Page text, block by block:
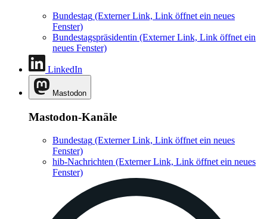
Bundestag (Externer Link, Link öffnet ein neues
Fenster)
Bundestagspräsidentin (Externer Link, Link öffnet ein
neues Fenster)
LinkedIn
Mastodon
Mastodon-Kanäle
Bundestag (Externer Link, Link öffnet ein neues
Fenster)
hib-Nachrichten (Externer Link, Link öffnet ein neues
Fenster)